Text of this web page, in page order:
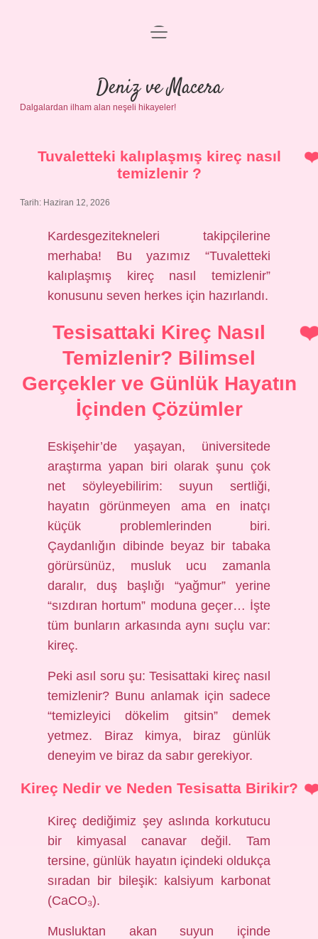
Anasayfa
Gizlilik Politikası
Yasal Uyarı
menüyü
Deniz ve Macera
Dalgalardan ilham alan neşeli hikayeler!
Tuvaletteki kalıplaşmış kireç nasıl
temizlenir ?
Tarih: Haziran 12, 2026
Kardesgezitekneleri takipçilerine
merhaba! Bu yazımız “Tuvaletteki
kalıplaşmış kireç nasıl temizlenir”
konusunu seven herkes için hazırlandı.
Tesisattaki Kireç Nasıl
Temizlenir? Bilimsel
Gerçekler ve Günlük Hayatın
İçinden Çözümler
Eskişehir’de yaşayan, üniversitede
araştırma yapan biri olarak şunu çok
net söyleyebilirim: suyun sertliği,
hayatın görünmeyen ama en inatçı
küçük problemlerinden biri.
Çaydanlığın dibinde beyaz bir tabaka
görürsünüz, musluk ucu zamanla
daralır, duş başlığı “yağmur” yerine
“sızdıran hortum” moduna geçer… İşte
tüm bunların arkasında aynı suçlu var:
kireç.
Peki asıl soru şu: Tesisattaki kireç nasıl
temizlenir? Bunu anlamak için sadece
“temizleyici dökelim gitsin” demek
yetmez. Biraz kimya, biraz günlük
deneyim ve biraz da sabır gerekiyor.
Kireç Nedir ve Neden Tesisatta Birikir?
Kireç dediğimiz şey aslında korkutucu
bir kimyasal canavar değil. Tam
tersine, günlük hayatın içindeki oldukça
sıradan bir bileşik: kalsiyum karbonat
(CaCO₃).
Musluktan akan suyun içinde